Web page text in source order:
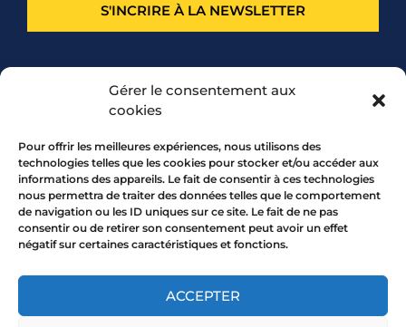
Gérer le consentement aux
cookies
Pour offrir les meilleures expériences, nous utilisons des
technologies telles que les cookies pour stocker et/ou accéder aux
informations des appareils. Le fait de consentir à ces technologies
nous permettra de traiter des données telles que le comportement
de navigation ou les ID uniques sur ce site. Le fait de ne pas
consentir ou de retirer son consentement peut avoir un effet
négatif sur certaines caractéristiques et fonctions.
ACCEPTER
S'INCRIRE À LA NEWSLETTER